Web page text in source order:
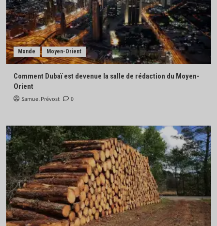
Monde Moyen-Orient
Comment Dubaï est devenue la salle de rédaction du Moyen-
Orient
Samuel Prévost 0